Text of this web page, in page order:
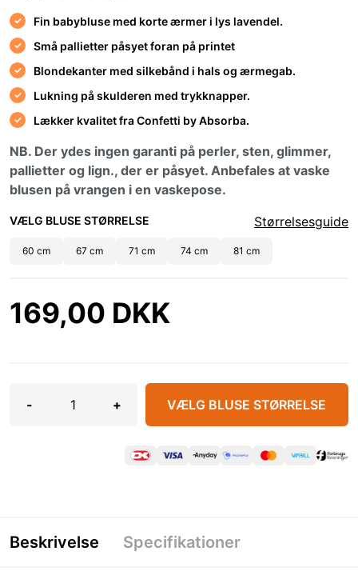
Fin babybluse med korte ærmer i lys lavendel.
Små pallietter påsyet foran på printet
Blondekanter med silkebånd i hals og ærmegab.
Lukning på skulderen med trykknapper.
Lækker kvalitet fra Confetti by Absorba.
NB. Der ydes ingen garanti på perler, sten, glimmer,
pallietter og lign., der er påsyet. Anbefales at vaske
blusen på vrangen i en vaskepose.
VÆLG BLUSE STØRRELSE Størrelsesguide
60 cm 67 cm 71 cm 74 cm 81 cm
169,00 DKK
- + VÆLG BLUSE STØRRELSE
Beskrivelse Specifikationer